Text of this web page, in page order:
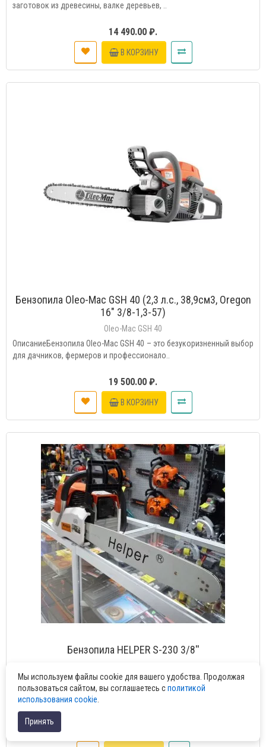
заготовок из древесины, валке деревьев, ..
14 490.00 ₽.
В КОРЗИНУ
Бензопила Oleo-Mac GSH 40 (2,3 л.с., 38,9см3, Oregon
16" 3/8-1,3-57)
Oleo-Mac GSH 40
ОписаниеБензопила Oleo-Mac GSH 40 – это безукоризненный выбор
для дачников, фермеров и профессионало..
19 500.00 ₽.
В КОРЗИНУ
Бензопила HELPER S-230 3/8''
S-230
Описание В любом хозяйстве, на даче, в загородном доме
бензопила HELPER S-230 может стать полно..
Мы используем файлы cookie для вашего удобства. Продолжая
пользоваться сайтом, вы соглашаетесь сполитикой
использования cookie
Принять